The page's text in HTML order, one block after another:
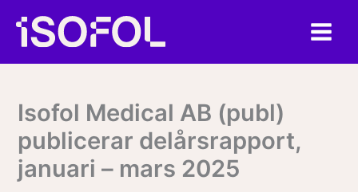
innehåll
Isofol Medical AB (publ)
publicerar delårsrapport,
januari – mars 2025